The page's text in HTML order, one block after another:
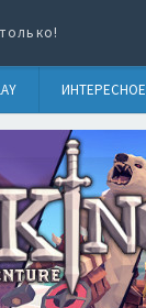
ИНТЕРЕСНОЕ